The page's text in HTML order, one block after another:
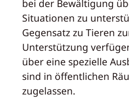
bei der Bewältigung
Situationen zu
Gegensatz zu Tieren
Unterstützung
über eine spezielle
sind in öffentlichen
zugelassen.